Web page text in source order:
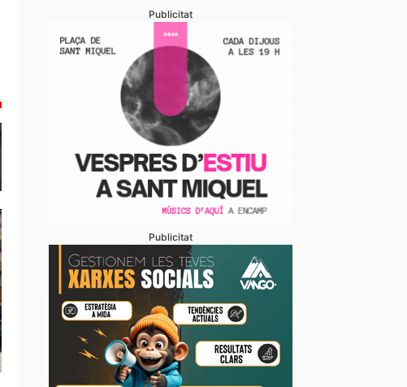
El segon trimestre de l’any tanca amb 14.187
Publicitat
Publicitat